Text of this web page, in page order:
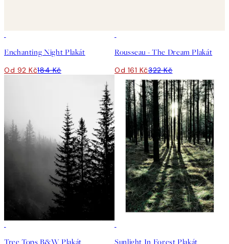
Enchanting Night Plakát
Od 92 Kč184 Kč
Rousseau - The Dream Plakát
Od 161 Kč322 Kč
Tree Tops B&W Plakát Sunlight In Forest Plakát